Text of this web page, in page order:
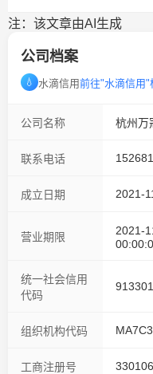
注：该文章由AI生成
公司档案
💧 水滴信用前往"水滴信用"
公司名称 杭州万
联系电话
成立日期 2021-
营业期限
2021-
统一社会信用
代码
组织机构代码
工商注册号